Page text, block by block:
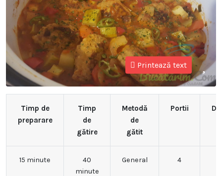
Printează text
Timp de
preparare
Timp
de
gătire
Metodă
de
gătit
Portii
15 minute
40
minute
General 4